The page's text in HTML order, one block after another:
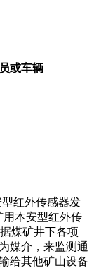
或车辆
红外传感器发
用本安型红外传
煤矿井下各项
媒介，来监测通
给其他矿山设备